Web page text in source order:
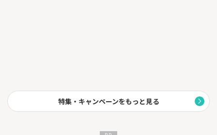
特集・キャンペーンをもっと見る